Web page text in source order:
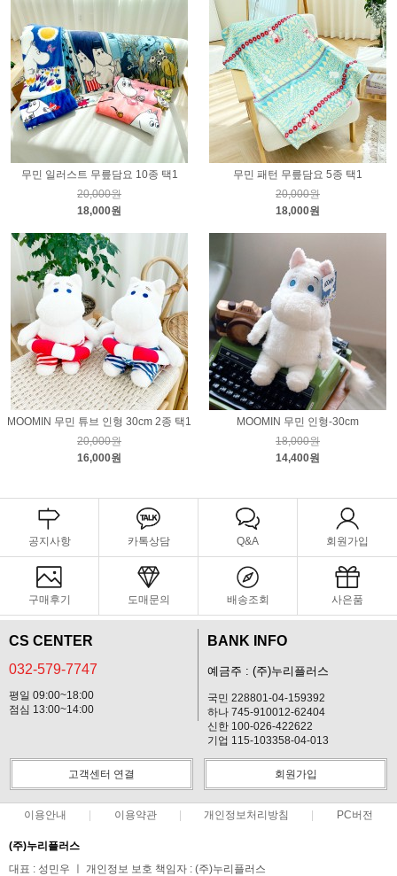
무민 일러스트 무릎담요 10종 택1
20,000원
18,000원
무민 패턴 무릎담요 5종 택1
20,000원
18,000원
MOOMIN 무민 튜브 인형 30cm 2종 택1
20,000원
16,000원
MOOMIN 무민 인형-30cm
18,000원
14,400원
공지사항 카톡상담 Q&A 회원가입
구매후기 도매문의 배송조회 사은품
CS CENTER
032-579-7747
평일 09:00~18:00
점심 13:00~14:00
BANK INFO
예금주 : (주)누리플러스
국민 228801-04-159392
하나 745-910012-62404
신한 100-026-422622
기업 115-103358-04-013
고객센터 연결 회원가입
이용안내 이용약관 개인정보처리방침 PC버전
(주)누리플러스
대표 : 성민우 ㅣ 개인정보 보호 책임자 : (주)누리플러스